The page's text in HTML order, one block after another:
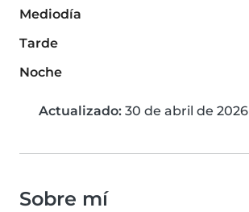
Mediodía
Tarde
Noche
Actualizado: 30 de abril de 2026
Sobre mí